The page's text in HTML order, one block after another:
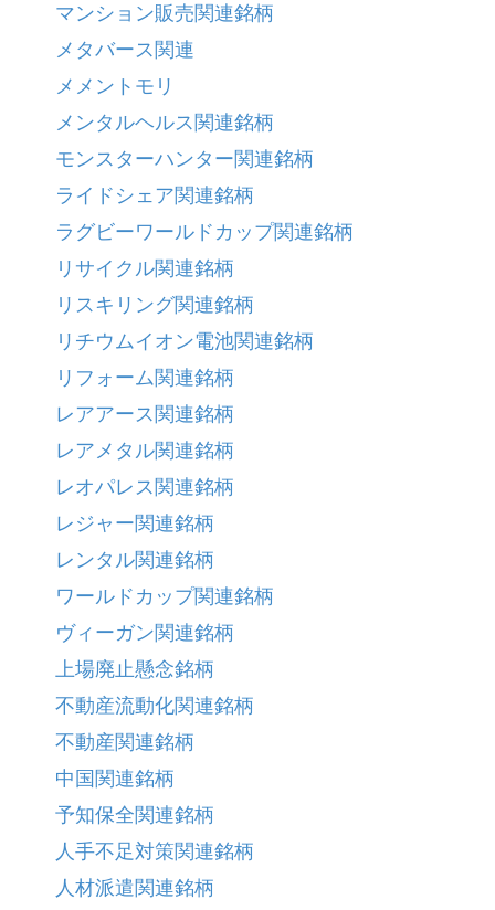
マンション販売関連銘柄
メタバース関連
メメントモリ
メンタルヘルス関連銘柄
モンスターハンター関連銘柄
ライドシェア関連銘柄
ラグビーワールドカップ関連銘柄
リサイクル関連銘柄
リスキリング関連銘柄
リチウムイオン電池関連銘柄
リフォーム関連銘柄
レアアース関連銘柄
レアメタル関連銘柄
レオパレス関連銘柄
レジャー関連銘柄
レンタル関連銘柄
ワールドカップ関連銘柄
ヴィーガン関連銘柄
上場廃止懸念銘柄
不動産流動化関連銘柄
不動産関連銘柄
中国関連銘柄
予知保全関連銘柄
人手不足対策関連銘柄
人材派遣関連銘柄